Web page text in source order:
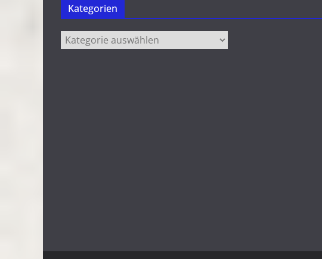
Kategorien
Kategorien